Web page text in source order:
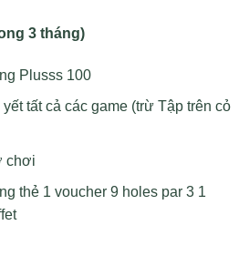
3 tháng)
Plusss 100
tất cả các game (trừ Tập trên cỏ
chơi
thẻ 1 voucher 9 holes par 3 1